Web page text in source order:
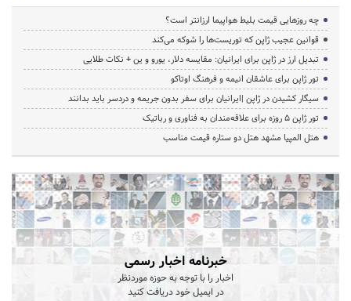
چه روزهایی قیمت بلیط هواپیما ارزانتر است؟
قوانین عجیب ژاپن که توریست‌ها را شوکه می‌کند
تبدیل ارز در ژاپن برای ایرانیان: مقایسه دلار، یورو و ین + نکات طلایی
تور ژاپن برای عاشقان انیمه و فرهنگ اوتاکو
سیگار کشیدن در ژاپن |ایرانیان برای سفر بدون جریمه و دردسر باید بدانند
تور ژاپن ۵ روزه برای علاقه‌مندان به فناوری و رباتیک
هتل المپیا مشهد هتل دو ستاره قیمت مناسب
خبرنامه اخبار رسمی
اخبار را با توجه به حوزه موردنظر
در ایمیل خود دریافت کنید